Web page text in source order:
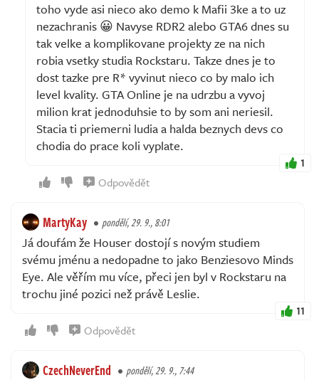
toho vyde asi nieco ako demo k Mafii 3ke a to uz
nezachranis 😀 Navyse RDR2 alebo GTA6 dnes su
tak velke a komplikovane projekty ze na nich
robia vsetky studia Rockstaru. Takze dnes je to
dost tazke pre R* vyvinut nieco co by malo ich
level kvality. GTA Online je na udrzbu a vyvoj
milion krat jednoduhsie to by som ani neriesil.
Stacia ti priemerni ludia a halda beznych devs co
chodia do prace koli vyplate.
1
Odpovědět
MartyKay pondělí, 29. 9., 8:01
Já doufám že Houser dostojí s novým studiem
svému jménu a nedopadne to jako Benziesovo Minds
Eye. Ale věřím mu více, přeci jen byl v Rockstaru na
trochu jiné pozici než právě Leslie.
11
Odpovědět
CzechNeverEnd pondělí, 29. 9., 7:44